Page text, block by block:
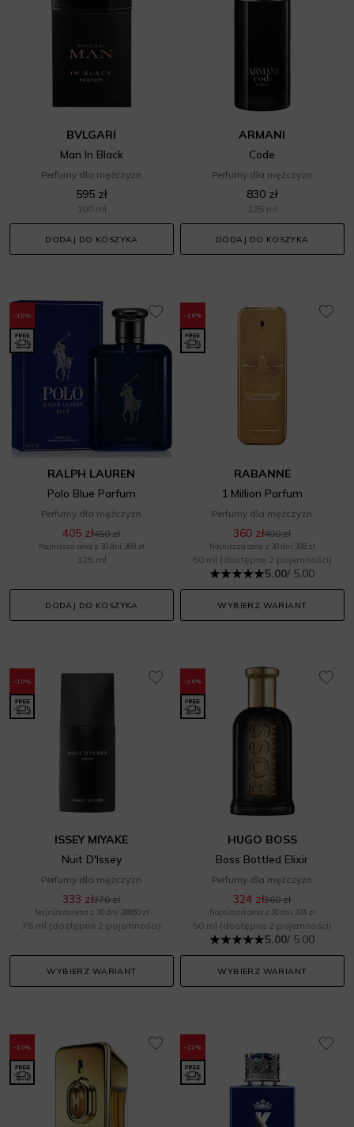
BVLGARI
Man In Black
Perfumy dla mężczyzn
595 zł
100 ml
DODAJ DO KOSZYKA
ARMANI
Code
Perfumy dla mężczyzn
830 zł
125 ml
DODAJ DO KOSZYKA
-10%
RALPH LAUREN
Polo Blue Parfum
Perfumy dla mężczyzn
405 zł450 zł
Najniższa cena z 30 dni: 369 zł
125 ml
DODAJ DO KOSZYKA
-10%
RABANNE
1 Million Parfum
Perfumy dla mężczyzn
360 zł400 zł
Najniższa cena z 30 dni: 308 zł
50 ml (dostępne 2 pojemności)
5.00/ 5.00
WYBIERZ WARIANT
-10%
ISSEY MIYAKE
Nuit D'Issey
Perfumy dla mężczyzn
333 zł370 zł
Najniższa cena z 30 dni: 288,60 zł
75 ml (dostępne 2 pojemności)
WYBIERZ WARIANT
-10%
HUGO BOSS
Boss Bottled Elixir
Perfumy dla mężczyzn
324 zł360 zł
Najniższa cena z 30 dni: 324 zł
50 ml (dostępne 2 pojemności)
5.00/ 5.00
WYBIERZ WARIANT
-10% -12%